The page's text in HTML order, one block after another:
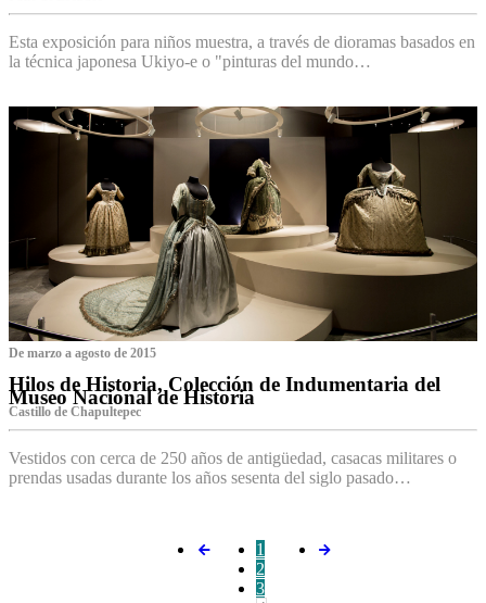
Esta exposición para niños muestra, a través de dioramas basados en
la técnica japonesa Ukiyo-e o "pinturas del mundo…
De marzo a agosto de 2015
Hilos de Historia, Colección de Indumentaria del
Museo Nacional de Historia
Castillo de Chapultepec
Vestidos con cerca de 250 años de antigüedad, casacas militares o
prendas usadas durante los años sesenta del siglo pasado…
1
2
3